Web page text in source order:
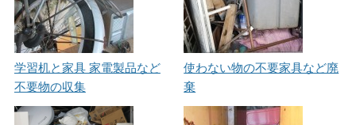
学習机と家具 家電製品など
不要物の収集
使わない物の不要家具など廃
棄